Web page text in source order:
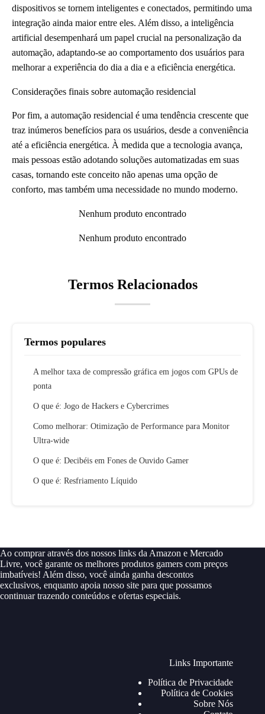
dispositivos se tornem inteligentes e conectados, permitindo uma
integração ainda maior entre eles. Além disso, a inteligência
artificial desempenhará um papel crucial na personalização da
automação, adaptando-se ao comportamento dos usuários para
melhorar a experiência do dia a dia e a eficiência energética.
Considerações finais sobre automação residencial
Por fim, a automação residencial é uma tendência crescente que
traz inúmeros benefícios para os usuários, desde a conveniência
até a eficiência energética. À medida que a tecnologia avança,
mais pessoas estão adotando soluções automatizadas em suas
casas, tornando este conceito não apenas uma opção de
conforto, mas também uma necessidade no mundo moderno.
Nenhum produto encontrado
Nenhum produto encontrado
Termos Relacionados
Termos populares
A melhor taxa de compressão gráfica em jogos com GPUs de
ponta
O que é: Jogo de Hackers e Cybercrimes
Como melhorar: Otimização de Performance para Monitor
Ultra-wide
O que é: Decibéis em Fones de Ouvido Gamer
O que é: Resfriamento Líquido
Ao comprar através dos nossos links da Amazon e Mercado
Livre, você garante os melhores produtos gamers com preços
imbatíveis! Além disso, você ainda ganha descontos
exclusivos, enquanto apoia nosso site para que possamos
continuar trazendo conteúdos e ofertas especiais.
Links Importante
Política de Privacidade
Política de Cookies
Sobre Nós